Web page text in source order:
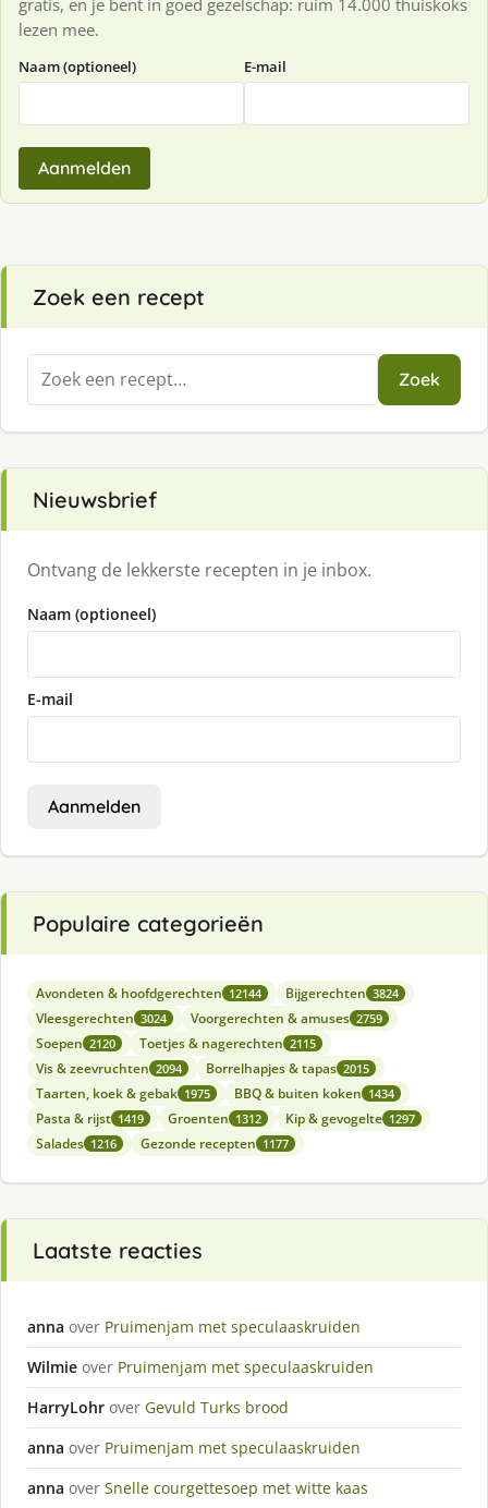
gratis, en je bent in goed gezelschap: ruim 14.000 thuiskoks
lezen mee.
Naam (optioneel) E-mail
Aanmelden
Zoek een recept
Zoeken
naar:
Zoek
Nieuwsbrief
Ontvang de lekkerste recepten in je inbox.
Naam (optioneel)
E-mail
Aanmelden
Populaire categorieën
Avondeten & hoofdgerechten 12144 Bijgerechten 3824
Vleesgerechten 3024 Voorgerechten & amuses 2759
Soepen 2120 Toetjes & nagerechten 2115
Vis & zeevruchten 2094 Borrelhapjes & tapas 2015
Taarten, koek & gebak 1975 BBQ & buiten koken 1434
Pasta & rijst 1419 Groenten 1312 Kip & gevogelte 1297
Salades 1216 Gezonde recepten 1177
Laatste reacties
anna over Pruimenjam met speculaaskruiden
Wilmie over Pruimenjam met speculaaskruiden
HarryLohr over Gevuld Turks brood
anna over Pruimenjam met speculaaskruiden
anna over Snelle courgettesoep met witte kaas